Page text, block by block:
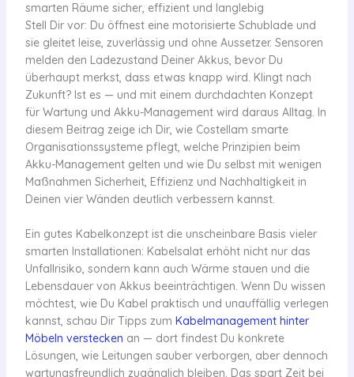
smarten Räume sicher, effizient und langlebig
Stell Dir vor: Du öffnest eine motorisierte Schublade und
sie gleitet leise, zuverlässig und ohne Aussetzer. Sensoren
melden den Ladezustand Deiner Akkus, bevor Du
überhaupt merkst, dass etwas knapp wird. Klingt nach
Zukunft? Ist es — und mit einem durchdachten Konzept
für Wartung und Akku-Management wird daraus Alltag. In
diesem Beitrag zeige ich Dir, wie Costellam smarte
Organisationssysteme pflegt, welche Prinzipien beim
Akku-Management gelten und wie Du selbst mit wenigen
Maßnahmen Sicherheit, Effizienz und Nachhaltigkeit in
Deinen vier Wänden deutlich verbessern kannst.
Ein gutes Kabelkonzept ist die unscheinbare Basis vieler
smarten Installationen: Kabelsalat erhöht nicht nur das
Unfallrisiko, sondern kann auch Wärme stauen und die
Lebensdauer von Akkus beeinträchtigen. Wenn Du wissen
möchtest, wie Du Kabel praktisch und unauffällig verlegen
kannst, schau Dir Tipps zum Kabelmanagement hinter
Möbeln verstecken an — dort findest Du konkrete
Lösungen, wie Leitungen sauber verborgen, aber dennoch
wartungsfreundlich zugänglich bleiben. Das spart Zeit bei